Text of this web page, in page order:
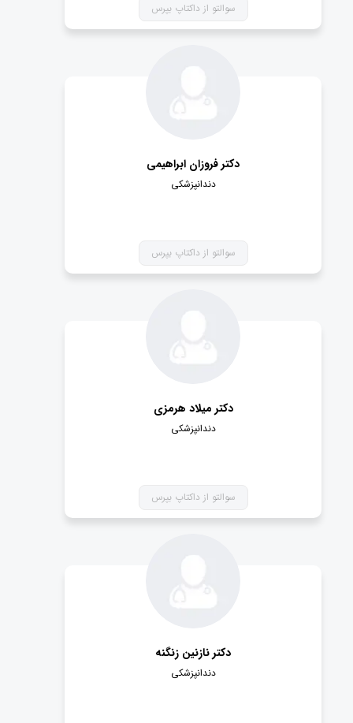
سوالتو از داکتاپ بپرس
دکتر فروزان ابراهیمی
دندانپزشکی
سوالتو از داکتاپ بپرس
دکتر میلاد هرمزی
دندانپزشکی
سوالتو از داکتاپ بپرس
دکتر نازنین زنگنه
دندانپزشکی